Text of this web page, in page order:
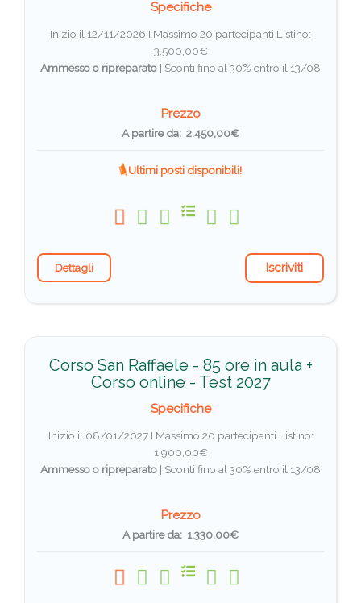
Specifiche
Inizio il 12/11/2026 I Massimo 20 partecipanti Listino:
3.500,00€
Ammesso o ripreparato | Sconti fino al 30% entro il 13/08
Prezzo
A partire da: 2.450,00€
Ultimi posti disponibili!
Dettagli Iscriviti
Corso San Raffaele - 85 ore in aula +
Corso online - Test 2027
Specifiche
Inizio il 08/01/2027 I Massimo 20 partecipanti Listino:
1.900,00€
Ammesso o ripreparato | Sconti fino al 30% entro il 13/08
Prezzo
A partire da: 1.330,00€